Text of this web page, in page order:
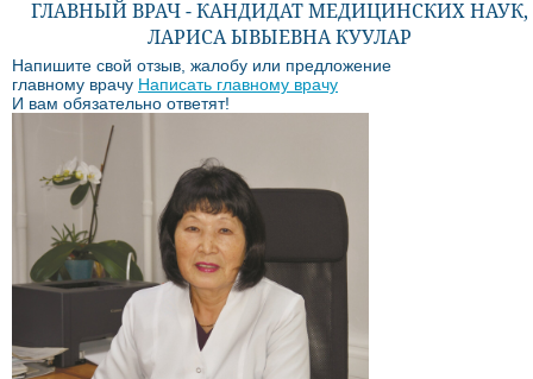
ГЛАВНЫЙ ВРАЧ - КАНДИДАТ МЕДИЦИНСКИХ НАУК,
ЛАРИСА ЫВЫЕВНА КУУЛАР
Напишите свой отзыв, жалобу или предложение
главному врачу Написать главному врачу
И вам обязательно ответят!